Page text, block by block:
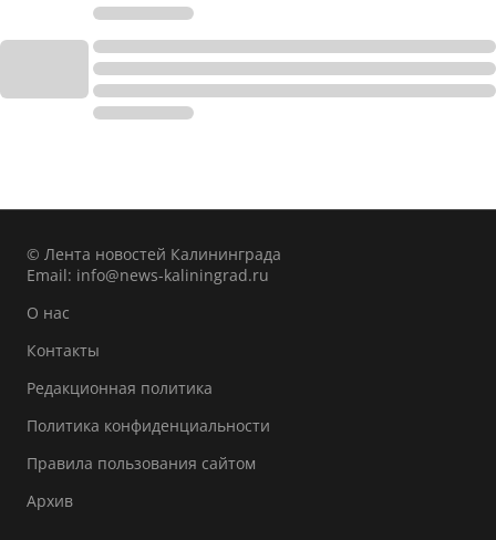
© Лента новостей Калининграда
Email: info@news-kaliningrad.ru
О нас
Контакты
Редакционная политика
Политика конфиденциальности
Правила пользования сайтом
Архив